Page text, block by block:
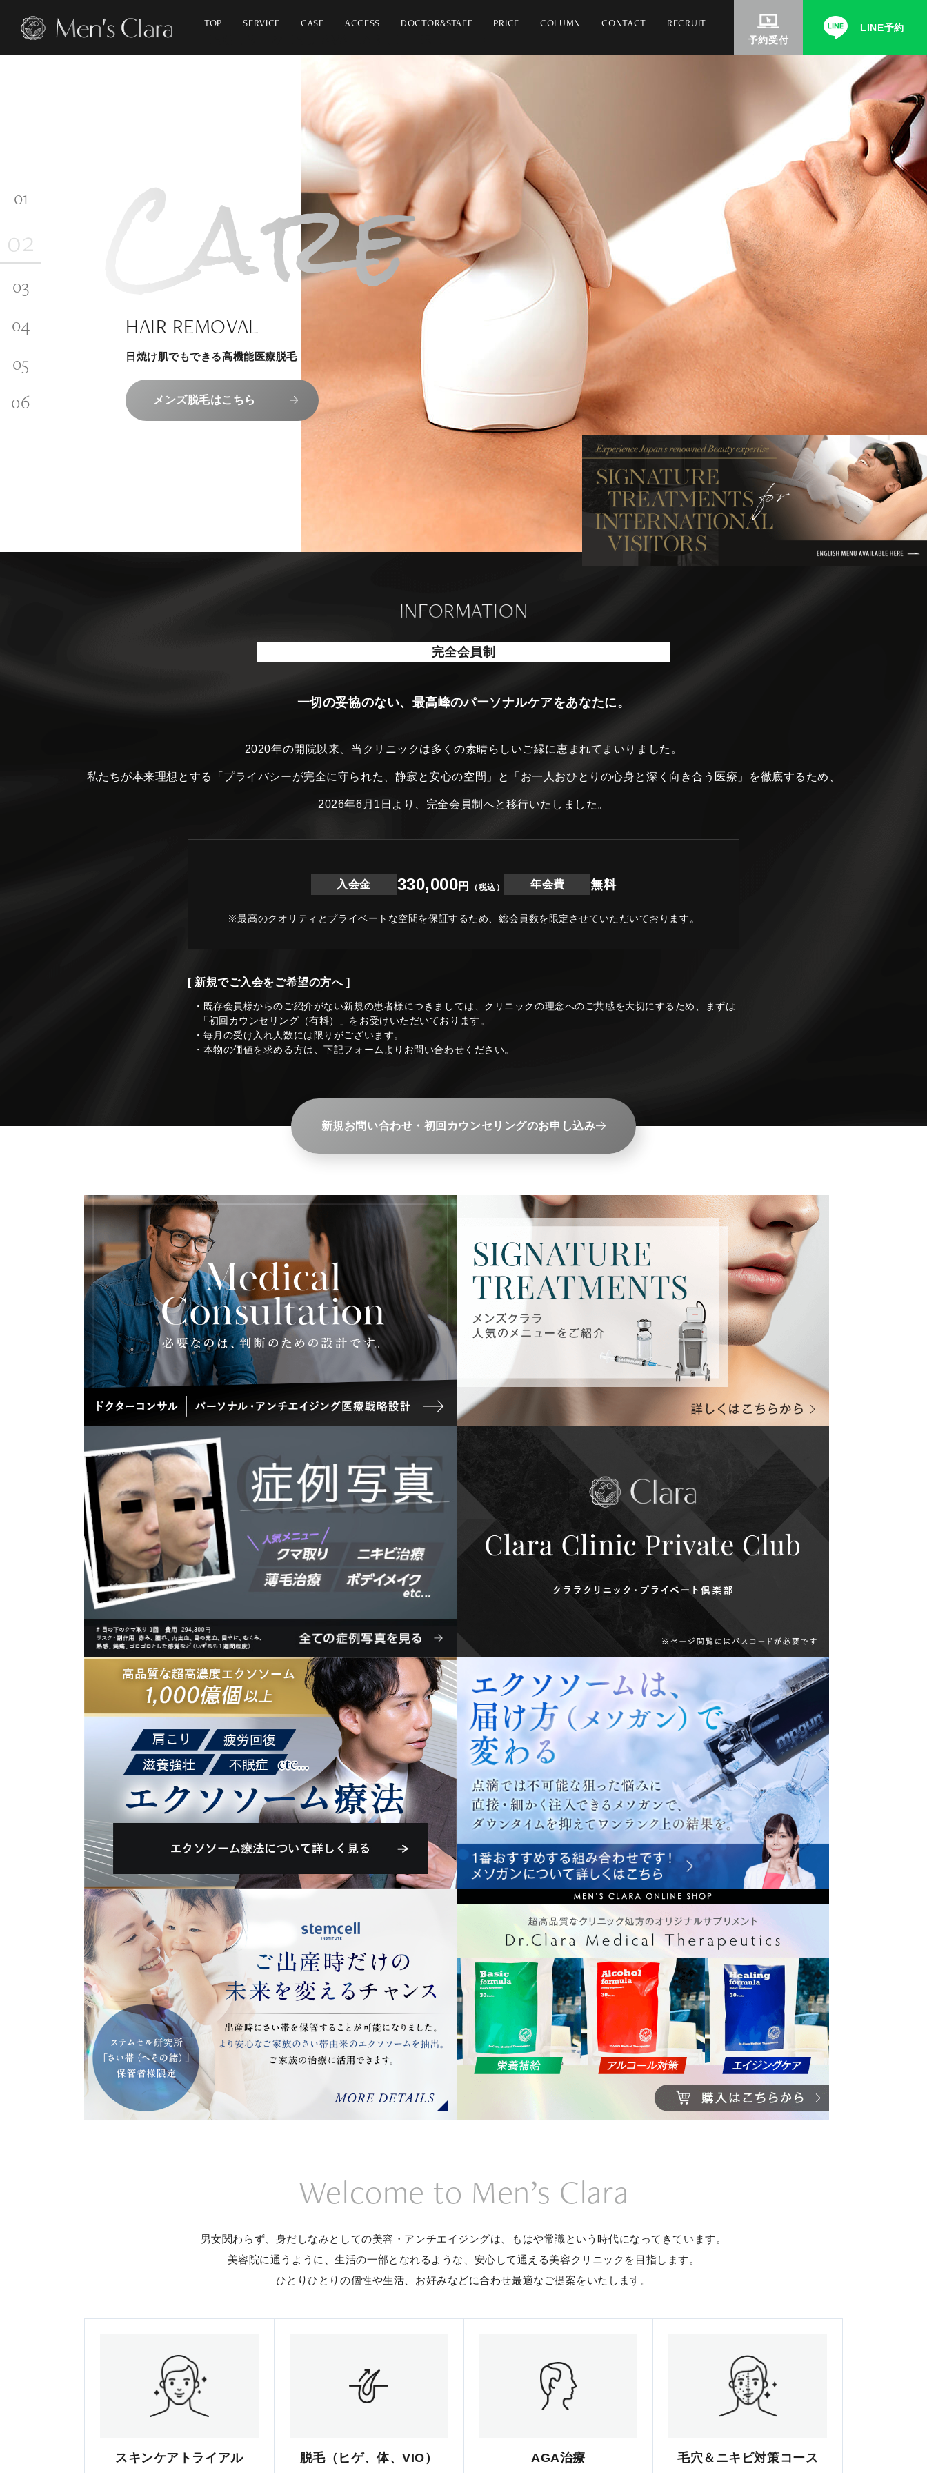
TOP SERVICE CASE ACCESS DOCTOR&STAFF PRICE COLUMN CONTACT RECRUIT
予約受付
LINE予約
SIGNATURE TREATMENTS
リラックスできる落ち着いた空間で
HAIR REMOVAL
日焼け肌でもできる高機能医療脱毛
メンズ脱毛はこちら
SKINCARE-TRIAL
その人に合わせてオーダーメイドで
PHILOSOPHY
“男性”特化の美容
コンセプトはこちら
ナチュラル
内側から若々しく健康な身体へ
NAD+点滴はこちら
INVITATION
メンバーシップを、最高のギフトに。
メンバーシップのご案内
INFORMATION
完全会員制
一切の妥協のない、最高峰のパーソナルケアをあなたに。
2020年の開院以来、当クリニックは多くの素晴らしいご縁に恵まれてまいりました。
私たちが本来理想とする 「プライバシーが完全に守られた、静寂と安心の空間」と 「お一人おひとりの心身と深く向き合う医療」を徹底するため、
2026年6月1日より、完全会員制へと移行いたしました。
入会金 330,000円 （税込） 年会費 無料
※最高のクオリティとプライベートな空間を保証するため、 総会員数を限定させていただいております。
[ 新規でご入会をご希望の方へ ]
・既存会員様からのご紹介がない新規の患者様につきましては、クリニックの理念へのご共感を大切にするため、まずは
「初回カウンセリング（有料）」をお受けいただいております。
・毎月の受け入れ人数には限りがございます。
・本物の価値を求める方は、下記フォームよりお問い合わせください。
新規お問い合わせ・初回カウンセリングのお申し込み
Welcome to Men’s Clara
男女関わらず、身だしなみとしての美容・アンチエイジングは、
もはや常識という時代になってきています。
美容院に通うように、生活の一部となれるような、 安心して通える美容クリニックを目指します。
ひとりひとりの個性や生活、お好みなどに合わせ最適なご提案をいたします。
スキンケアトライアル 脱毛（ヒゲ、体、VIO） AGA治療 毛穴＆ニキビ対策コース